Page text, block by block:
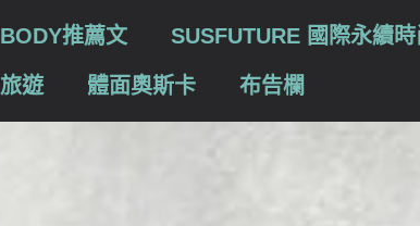
BODY推薦文 SUSFUTURE 國際永續
旅遊 體面奧斯卡 布告欄